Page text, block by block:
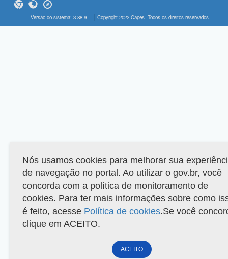
Versão do sistema: 3.88.9 Copyright 2022 Capes. Todos os direitos reservados.
Nós usamos cookies para melhorar sua
de navegação no portal. Ao utilizar o gov.br, você
concorda com a política de monitoramento de
cookies. Para ter mais informações sobre como
é feito, acesse Política de cookies.Se você
clique em ACEITO.
ACEITO